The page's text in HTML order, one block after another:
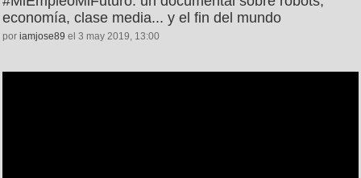
economía, clase media... y el fin del mundo
por iamjose89 el 3 may 2019, 13:00